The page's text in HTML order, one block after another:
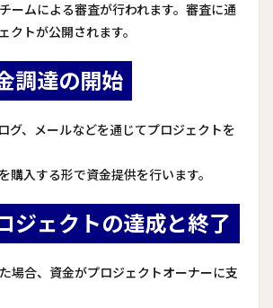
ームによる審査が行われます。審査に通
クトが公開されます。
調達の開始
グ、メールなどを通じてプロジェクトを
購入する形で資金提供を行います。
ジェクトの達成と終了
場合、資金がプロジェクトオーナーに支